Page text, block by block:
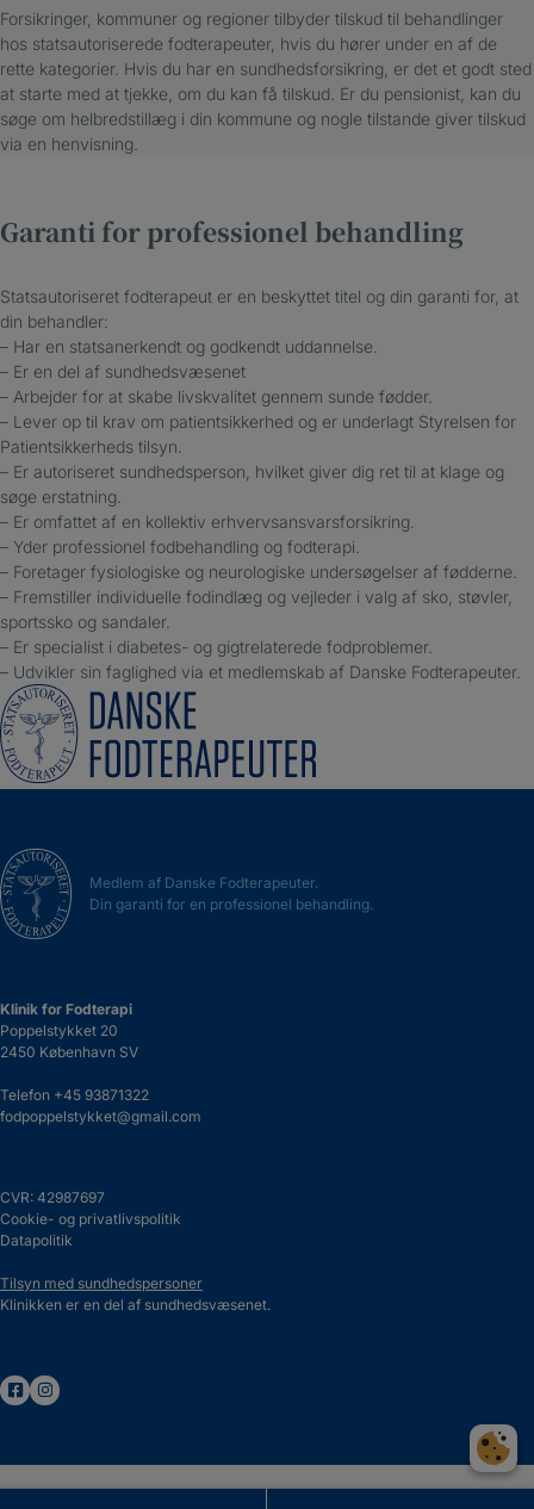
Forsikringer, kommuner og regioner tilbyder tilskud til behandlinger
hos statsautoriserede fodterapeuter, hvis du hører under en af de
rette kategorier. Hvis du har en sundhedsforsikring, er det et godt sted
at starte med at tjekke, om du kan få tilskud. Er du pensionist, kan du
søge om helbredstillæg i din kommune og nogle tilstande giver tilskud
via en henvisning.
Garanti for professionel behandling
Statsautoriseret fodterapeut er en beskyttet titel og din garanti for, at
din behandler:
– Har en statsanerkendt og godkendt uddannelse.
– Er en del af sundhedsvæsenet
– Arbejder for at skabe livskvalitet gennem sunde fødder.
– Lever op til krav om patientsikkerhed og er underlagt Styrelsen for
Patientsikkerheds tilsyn.
– Er autoriseret sundhedsperson, hvilket giver dig ret til at klage og
søge erstatning.
– Er omfattet af en kollektiv erhvervsansvarsforsikring.
– Yder professionel fodbehandling og fodterapi.
– Foretager fysiologiske og neurologiske undersøgelser af fødderne.
– Fremstiller individuelle fodindlæg og vejleder i valg af sko, støvler,
sportssko og sandaler.
– Er specialist i diabetes- og gigtrelaterede fodproblemer.
– Udvikler sin faglighed via et medlemskab af Danske Fodterapeuter.
Medlem af Danske Fodterapeuter.
Din garanti for en professionel behandling.
Klinik for Fodterapi
Poppelstykket 20
2450 København SV
Telefon +45 93871322
fodpoppelstykket@gmail.com
CVR: 42987697
Cookie- og privatlivspolitik
Datapolitik
Tilsyn med sundhedspersoner
Klinikken er en del af sundhedsvæsenet.